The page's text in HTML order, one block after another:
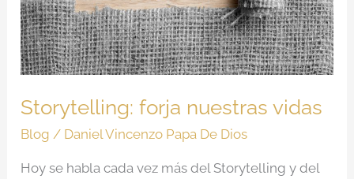
Storytelling: forja nuestras vidas
Blog / Daniel Vincenzo Papa De Dios
Hoy se habla cada vez más del Storytelling y del